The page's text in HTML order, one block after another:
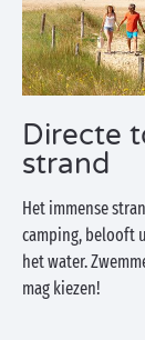
Directe
strand
Het immense
camping, belooft
het water.
mag kiezen!